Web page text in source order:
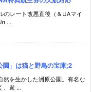
のレート改悪直後（＆UAマイ
...
園」は猫と野鳥の宝庫;2
然を生かした洲原公園。有名な
、遊 ...